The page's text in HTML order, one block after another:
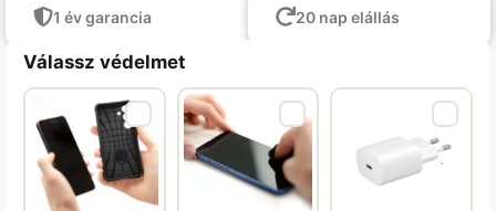
1 év garancia 20 nap elállás
Válassz védelmet